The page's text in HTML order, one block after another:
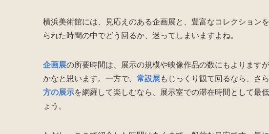
横浜美術館には、見応えのある企画展と、豊富なコレクション
られた時間の中でどう回るか、迷ってしまいますよね。
企画展の所要時間は、展示の規模や映像作品の数にもよります
かなと思います。一方で、 常設展もじっくり観て回るなら、さ
方の展示を網羅して楽しむなら、展示室での滞在時間として最
ょう。